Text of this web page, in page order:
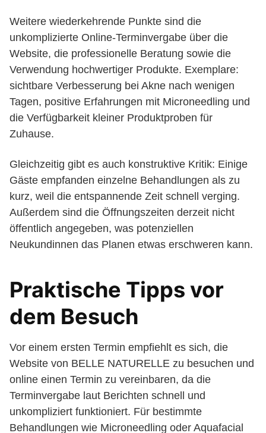
Weitere wiederkehrende Punkte sind die
unkomplizierte Online-Terminvergabe über die
Website, die professionelle Beratung sowie die
Verwendung hochwertiger Produkte. Exemplare:
sichtbare Verbesserung bei Akne nach wenigen
Tagen, positive Erfahrungen mit Microneedling und
die Verfügbarkeit kleiner Produktproben für
Zuhause.
Gleichzeitig gibt es auch konstruktive Kritik: Einige
Gäste empfanden einzelne Behandlungen als zu
kurz, weil die entspannende Zeit schnell verging.
Außerdem sind die Öffnungszeiten derzeit nicht
öffentlich angegeben, was potenziellen
Neukundinnen das Planen etwas erschweren kann.
Praktische Tipps vor
dem Besuch
Vor einem ersten Termin empfiehlt es sich, die
Website von BELLE NATURELLE zu besuchen und
online einen Termin zu vereinbaren, da die
Terminvergabe laut Berichten schnell und
unkompliziert funktioniert. Für bestimmte
Behandlungen wie Microneedling oder Aquafacial